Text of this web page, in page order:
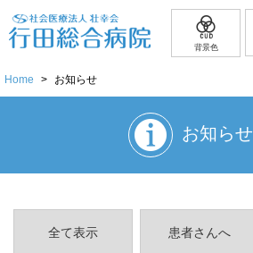
背景色
Home > お知らせ
お知らせ
全て表示 患者さんへ